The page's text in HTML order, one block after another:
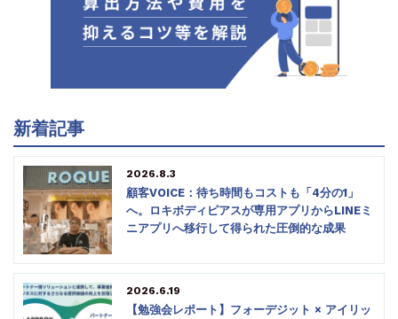
新着記事
2026.8.3
顧客VOICE：待ち時間もコストも「4分の1」
へ。ロキボディピアスが専用アプリからLINEミ
ニアプリへ移行して得られた圧倒的な成果
2026.6.19
【勉強会レポート】フォーデジット × アイリッ